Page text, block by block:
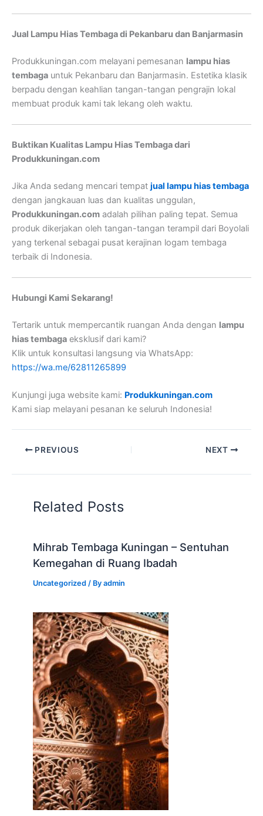
Jual Lampu Hias Tembaga di Pekanbaru dan Banjarmasin
Produkkuningan.com melayani pemesanan lampu hias
tembaga untuk Pekanbaru dan Banjarmasin. Estetika klasik
berpadu dengan keahlian tangan-tangan pengrajin lokal
membuat produk kami tak lekang oleh waktu.
Buktikan Kualitas Lampu Hias Tembaga dari
Produkkuningan.com
Jika Anda sedang mencari tempat jual lampu hias tembaga
dengan jangkauan luas dan kualitas unggulan,
Produkkuningan.com adalah pilihan paling tepat. Semua
produk dikerjakan oleh tangan-tangan terampil dari Boyolali
yang terkenal sebagai pusat kerajinan logam tembaga
terbaik di Indonesia.
Hubungi Kami Sekarang!
Tertarik untuk mempercantik ruangan Anda dengan lampu
hias tembaga eksklusif dari kami?
Klik untuk konsultasi langsung via WhatsApp:
https://wa.me/62811265899
Kunjungi juga website kami: Produkkuningan.com
Kami siap melayani pesanan ke seluruh Indonesia!
PREVIOUS NEXT
Related Posts
Mihrab Tembaga Kuningan – Sentuhan
Kemegahan di Ruang Ibadah
Uncategorized / Byadmin